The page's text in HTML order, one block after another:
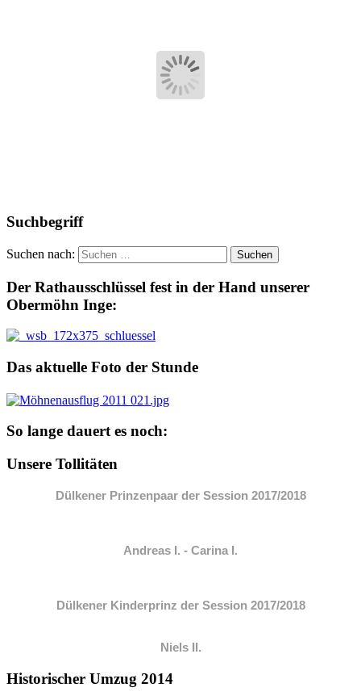
Suchbegriff
Suchen nach:
Der Rathausschlüssel fest in der Hand unserer
Obermöhn Inge:
Das aktuelle Foto der Stunde
So lange dauert es noch:
Unsere Tollitäten
Dülkener Prinzenpaar der Session 2017/2018
Andreas I. - Carina I.
Dülkener Kinderprinz der Session 2017/2018
Niels II.
Historischer Umzug 2014